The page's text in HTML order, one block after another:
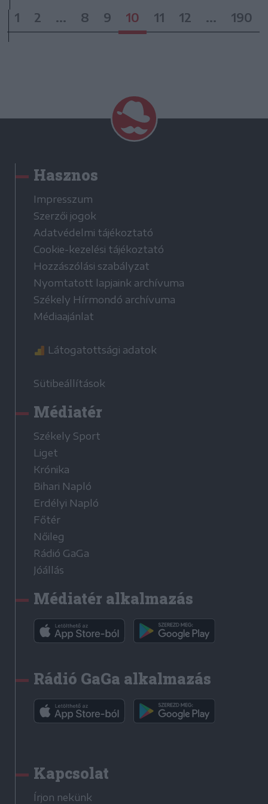
1 2 ... 8 9 10 11 12 ... 190
Hasznos
Impresszum
Szerzői jogok
Adatvédelmi tájékoztató
Cookie-kezelési tájékoztató
Hozzászólási szabályzat
Nyomtatott lapjaink archívuma
Székely Hírmondó archívuma
Médiaajánlat
Látogatottsági adatok
Sütibeállítások
Médiatér
Székely Sport
Liget
Krónika
Bihari Napló
Erdélyi Napló
Főtér
Nőileg
Rádió GaGa
Jóállás
Médiatér alkalmazás
Rádió GaGa alkalmazás
Kapcsolat
Írjon nekünk